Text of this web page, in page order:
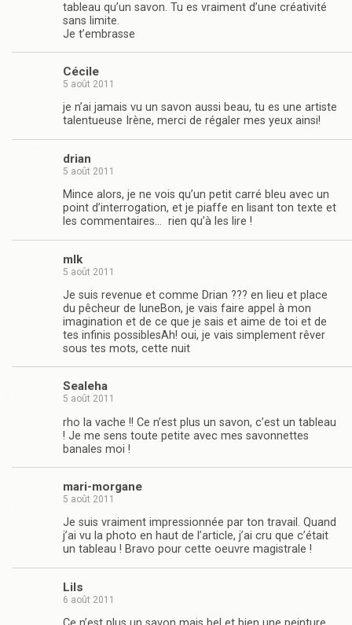
tableau qu’un savon. Tu es vraiment d’une créativité
sans limite.
Je t’embrasse
Cécile
5 août 2011
je n’ai jamais vu un savon aussi beau, tu es une artiste
talentueuse Irène, merci de régaler mes yeux ainsi!
drian
5 août 2011
Mince alors, je ne vois qu’un petit carré bleu avec un
point d’interrogation, et je piaffe en lisant ton texte et
les commentaires… rien qu’à les lire !
mlk
5 août 2011
Je suis revenue et comme Drian ??? en lieu et place
du pêcheur de luneBon, je vais faire appel à mon
imagination et de ce que je sais et aime de toi et de
tes infinis possiblesAh! oui, je vais simplement rêver
sous tes mots, cette nuit
Sealeha
5 août 2011
rho la vache !! Ce n’est plus un savon, c’est un tableau
! Je me sens toute petite avec mes savonnettes
banales moi !
mari-morgane
5 août 2011
Je suis vraiment impressionnée par ton travail. Quand
j’ai vu la photo en haut de l’article, j’ai cru que c’était
un tableau ! Bravo pour cette oeuvre magistrale !
Lils
6 août 2011